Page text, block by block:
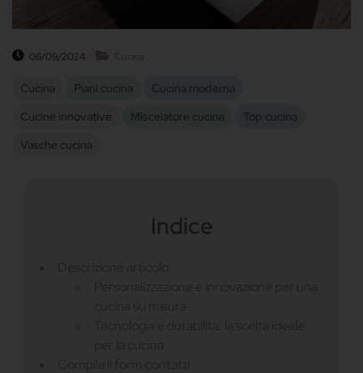
06/09/2024
Cucina Piani cucina
Cucina moderna
Cucine innovative
Miscelatore cucina
Top cucina
Vasche cucina
Indice